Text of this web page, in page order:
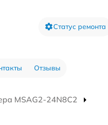
Статус ремонта
Отзывы
MSAG2-24N8C2